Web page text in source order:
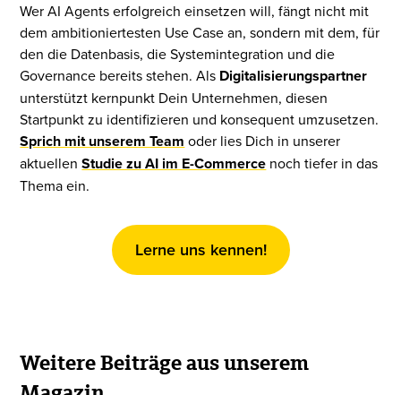
Wer AI Agents erfolgreich einsetzen will, fängt nicht mit
dem ambitioniertesten Use Case an, sondern mit dem, für
den die Datenbasis, die Systemintegration und die
Governance bereits stehen. Als Digitalisierungspartner
unterstützt kernpunkt Dein Unternehmen, diesen
Startpunkt zu identifizieren und konsequent umzusetzen.
Sprich mit unserem Team oder lies Dich in unserer
aktuellenStudie zu AI im E-Commerce noch tiefer in das
Thema ein.
Lerne uns kennen!
Weitere Beiträge aus unserem